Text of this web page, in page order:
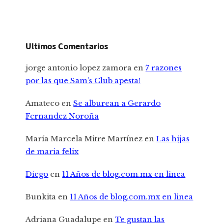
Ultimos Comentarios
jorge antonio lopez zamora en7 razones
por las que Sam’s Club apesta!
Amateco enSe alburean a Gerardo
Fernandez Noroña
María Marcela Mitre Martínez enLas hijas
de maria felix
Diego en 11 Años de blog.com.mx en linea
Bunkita en 11 Años de blog.com.mx en linea
Adriana Guadalupe enTe gustan las